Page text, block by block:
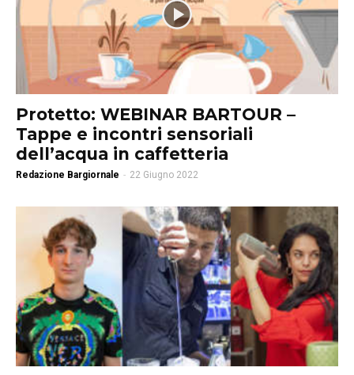
Protetto: WEBINAR BARTOUR –
Tappe e incontri sensoriali
dell’acqua in caffetteria
Redazione Bargiornale - 22 Giugno 2022